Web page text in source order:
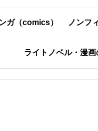
ガ（comics）